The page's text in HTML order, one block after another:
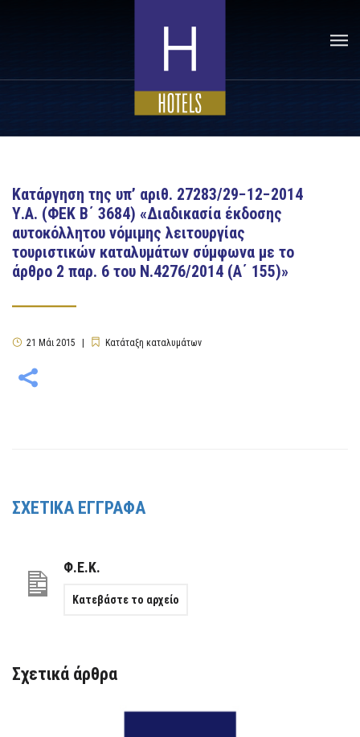
Κατάργηση της υπ’ αριθ. 27283/29−12−2014
Υ.Α. (ΦΕΚ Β΄ 3684) «Διαδικασία έκδοσης
αυτοκόλλητου νόμιμης λειτουργίας
τουριστικών καταλυμάτων σύμφωνα με το
άρθρο 2 παρ. 6 του Ν.4276/2014 (Α΄ 155)»
21 Μάι 2015 Κατάταξη καταλυμάτων
ΣΧΕΤΙΚΑ ΕΓΓΡΑΦΑ
Φ.Ε.Κ.
Κατεβάστε το αρχείο
Σχετικά άρθρα